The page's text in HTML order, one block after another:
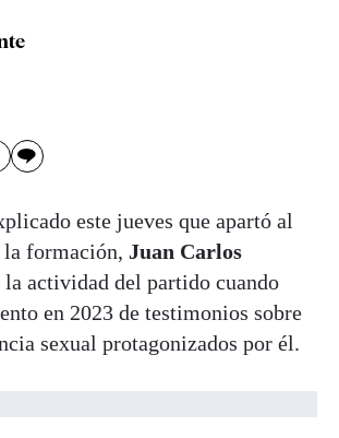
este jueves que apartó al
la formación, Juan Carlos
la actividad del partido cuando
en 2023 de testimonios sobre
sexual protagonizados por él.